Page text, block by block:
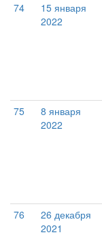
74
15 января
2022
75
8 января
2022
76
26 декабря
2021